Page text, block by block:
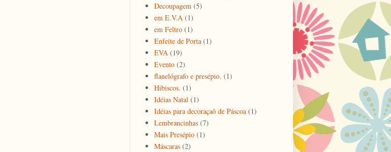
Decoupagem (5)
em E.V.A (1)
em Feltro (1)
Enfeite de Porta (1)
EVA (19)
Evento (2)
flanelógrafo e presépio. (1)
Hibiscos. (1)
Idéias Natal (1)
Idéias para decoraçaõ de Páscoa (1)
Lembrancinhas (7)
Mais Presépio (1)
Máscaras (2)